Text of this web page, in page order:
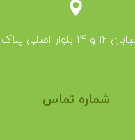
۱۴۳ واحد ۹
شماره تماس